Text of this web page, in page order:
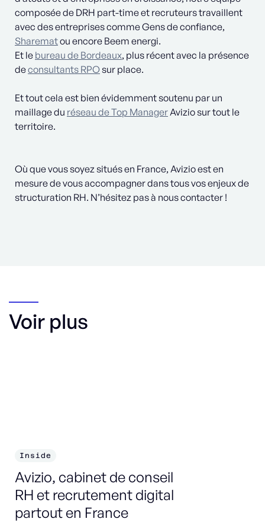
composée de DRH part-time et recruteurs travaillent
avec des entreprises comme Gens de confiance,
Sharematou encore Beem energi.
Et le bureau de Bordeaux, plus récent avec la présence
deconsultants RPOsur place.
Et tout cela est bien évidemment soutenu par un
maillage du réseau de Top ManagerAvizio sur tout le
territoire.
Où que vous soyez situés en France, Avizio est en
mesure de vous accompagner dans tous vos enjeux de
structuration RH. N’hésitez pas à nous contacter !
Voir plus
Inside
Avizio, cabinet de conseil
RH et recrutement digital
partout en France